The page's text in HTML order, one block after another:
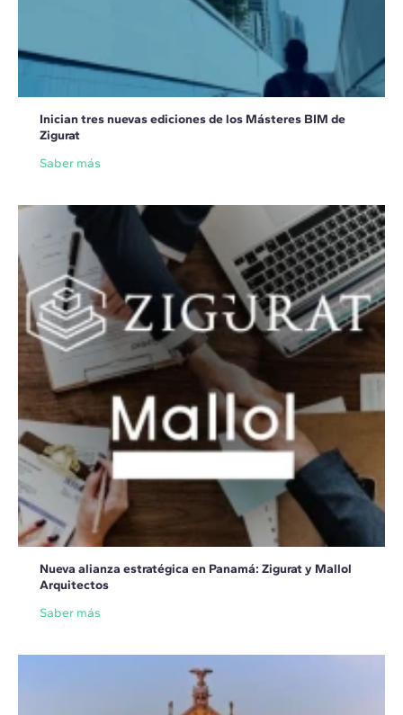
Inician tres nuevas ediciones de los Másteres BIM de
Zigurat
Saber más
Nueva alianza estratégica en Panamá: Zigurat y Mallol
Arquitectos
Saber más